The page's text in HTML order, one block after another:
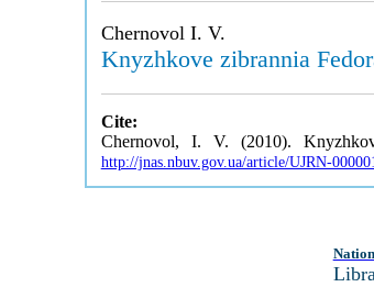
Chernovol I. V.
Knyzhkove zibrannia
Cite:
Chernovol, I. V. (2010).
http://jnas.nbuv.gov.ua/article/UJRN-